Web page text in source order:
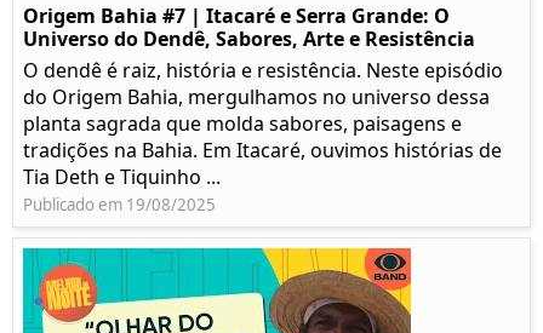
Origem Bahia #7 | Itacaré e Serra Grande: O
Universo do Dendê, Sabores, Arte e Resistência
O dendê é raiz, história e resistência. Neste episódio
do Origem Bahia, mergulhamos no universo dessa
planta sagrada que molda sabores, paisagens e
tradições na Bahia. Em Itacaré, ouvimos histórias de
Tia Deth e Tiquinho ...
Publicado em 19/08/2025